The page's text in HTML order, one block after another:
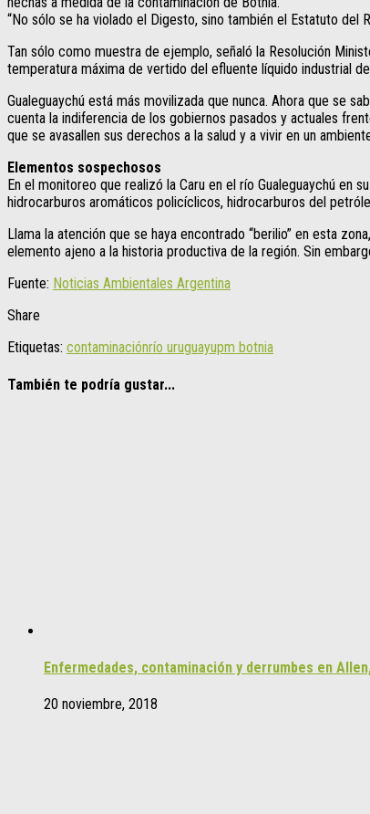
“No sólo se ha violado el Digesto, sino también el Estatuto del
Tan sólo como muestra de ejemplo, señaló la Resolución
temperatura máxima de vertido del efluente líquido industrial
Gualeguaychú está más movilizada que nunca. Ahora que se
cuenta la indiferencia de los gobiernos pasados y actuales
que se avasallen sus derechos a la salud y a vivir en un
Elementos sospechosos
En el monitoreo que realizó la Caru en el río Gualeguaychú en
hidrocarburos aromáticos policíclicos, hidrocarburos del
Llama la atención que se haya encontrado “berilio” en esta
elemento ajeno a la historia productiva de la región. Sin
Fuente: Noticias Ambientales Argentina
Share
Etiquetas: contaminaciónrío uruguayupm botnia
También te podría gustar...
Enfermedades, contaminación y derrumbes en
20 noviembre, 2018